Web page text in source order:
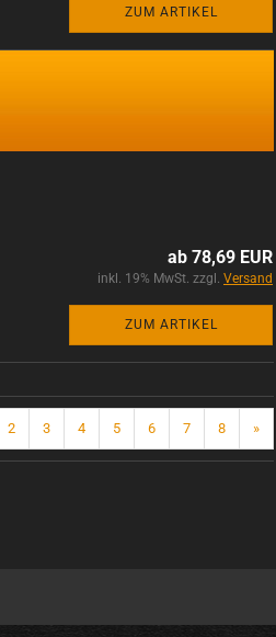
ZUM ARTIKEL
ab 78,69 EUR
inkl. 19% MwSt. zzgl. Versand
ZUM ARTIKEL
2 3 4 5 6 7 8 »